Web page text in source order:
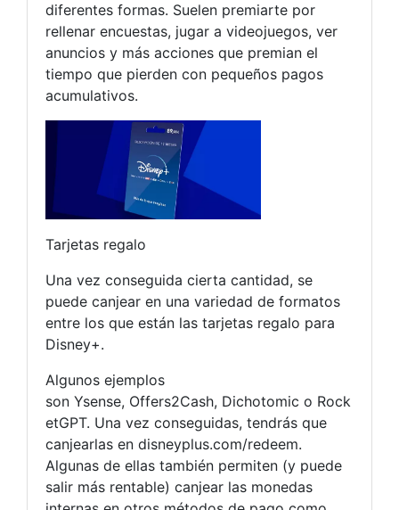
diferentes formas. Suelen premiarte por
rellenar encuestas, jugar a videojuegos, ver
anuncios y más acciones que premian el
tiempo que pierden con pequeños pagos
acumulativos.
Tarjetas regalo
Una vez conseguida cierta cantidad, se
puede canjear en una variedad de formatos
entre los que están las tarjetas regalo para
Disney+.
Algunos ejemplos
son Ysense, Offers2Cash, Dichotomic o Rock
etGPT. Una vez conseguidas, tendrás que
canjearlas en disneyplus.com/redeem.
Algunas de ellas también permiten (y puede
salir más rentable) canjear las monedas